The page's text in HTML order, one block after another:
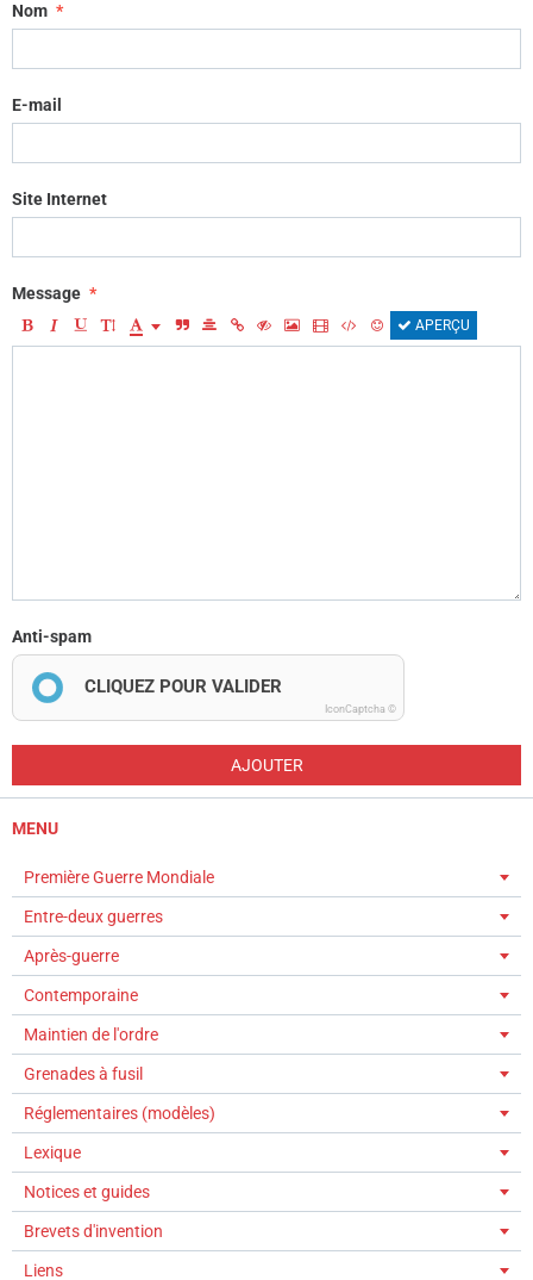
Nom
E-mail
Site Internet
Message
APERÇU
Anti-spam
CLIQUEZ POUR VALIDER
IconCaptcha ©
AJOUTER
MENU
Première Guerre Mondiale
Entre-deux guerres
Après-guerre
Contemporaine
Maintien de l'ordre
Grenades à fusil
Réglementaires (modèles)
Lexique
Notices et guides
Brevets d'invention
Liens